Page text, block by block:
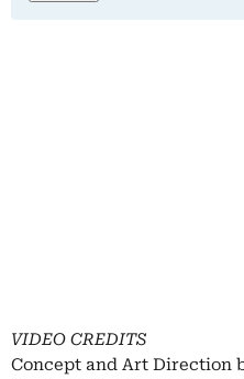
VIDEO CREDITS
Concept and Art Direction